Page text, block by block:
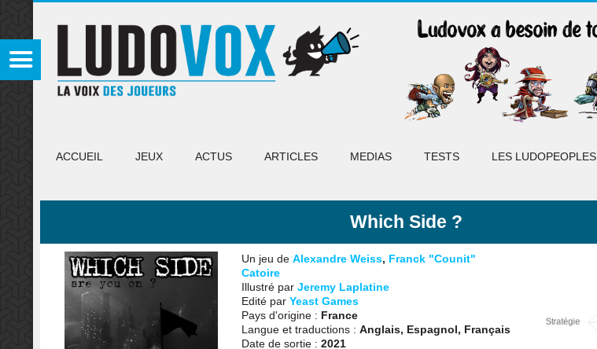
ACCUEIL JEUX ACTUS ARTICLES MEDIAS TESTS LES LUDOPEOPLES
Which Side ?
Un jeu de Alexandre Weiss, Franck "Counit"
Catoire
Illustré par Jeremy Laplatine
Edité par Yeast Games
Pays d'origine : France
Langue et traductions : Anglais, Espagnol, Français
Date de sortie : 2021